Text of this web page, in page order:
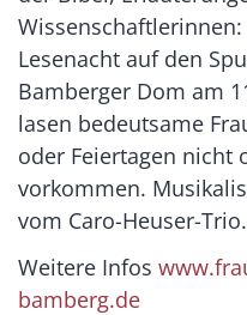
Wissenschaftlerinnen:
Lesenacht auf den
Bamberger Dom am
lasen bedeutsame
oder Feiertagen nicht
vorkommen.
vom Caro-Heuser-Trio.
Weitere Infos
bamberg.de